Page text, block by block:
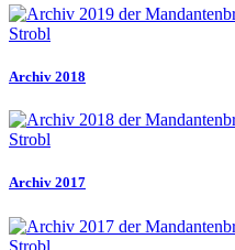
Archiv 2018
Archiv 2017